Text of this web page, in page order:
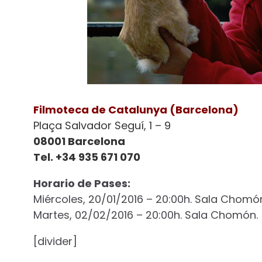
Filmoteca de Catalunya (Barcelona)
Plaça Salvador Seguí, 1 – 9
08001 Barcelona
Tel. +34 935 671 070
Horario de Pases:
Miércoles, 20/01/2016 – 20:00h. Sala
Martes, 02/02/2016 – 20:00h. Sala Chomón.
[divider]